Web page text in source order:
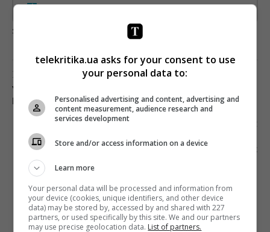
загрузка...
Попередня стаття
У STARLIGHTMEDIA НОВИЙ HUMAN CAPITAL
DIRECTOR
Наступна стаття
ПРЕЗИДЕНТСЬКА ЧАСТИНА НАЦРАДИ 5 РАЗ
ВІДМОВИЛАСЯ ОГОЛОСИТИ РАДІОКОНКУРС
telekritika.ua asks for your consent to use
your personal data to:
Personalised advertising and content, advertising and
content measurement, audience research and
services development
Store and/or access information on a device
Learn more
Your personal data will be processed and information from
your device (cookies, unique identifiers, and other device
data) may be stored by, accessed by and shared with 227
partners, or used specifically by this site. We and our partners
may use precise geolocation data. List of partners.